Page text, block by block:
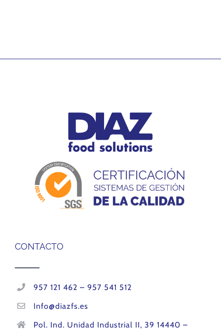
CONTACTO
957 121 462 – 957 541 512
Info@diazfs.es
Pol. Ind. Unidad Industrial II, 39 14440 –